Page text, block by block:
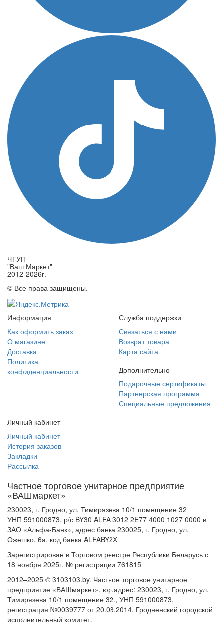
ЧТУП
"Ваш Маркет"
2012-2026г.
© Все права защищены.
Информация
Как оформить заказ
О магазине
Доставка
Политика
конфиденциальности
Служба поддержки
Связаться с нами
Возврат товара
Карта сайта
Дополнительно
Подарочные сертификаты
Партнерская программа
Специальные предложения
Личный кабинет
Личный кабинет
История заказов
Закладки
Рассылка
Частное торговое унитарное предприятие
«ВАШмаркет»
230023, г. Гродно, ул. Тимирязева 10/1 помещение 32
УНП 591000873, р/с BY30 ALFA 3012 2E77 4000 1027 0000 в
ЗАО «Альфа-Банк», адрес банка 230025, г. Гродно, ул.
Ожешко, 6а, код банка ALFABY2X
Зарегистрирован в Торговом реестре Республики Беларусь с
18 ноября 2025г, № регистрации 761815
2012–2025 © 3103103.by. Частное торговое унитарное
предприятие «ВАШмаркет», юр.адрес: 230023, г. Гродно, ул.
Тимирязева 10/1 помещение 32., УНП 591000873,
регистрация №0039777 от 20.03.2014, Гродненский городской
исполнительный комитет.